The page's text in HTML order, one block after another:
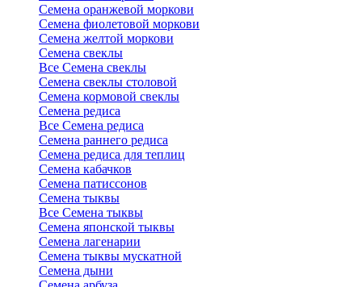
Семена оранжевой моркови
Семена фиолетовой моркови
Семена желтой моркови
Семена свеклы
Все Семена свеклы
Семена свеклы столовой
Семена кормовой свеклы
Семена редиса
Все Семена редиса
Семена раннего редиса
Семена редиса для теплиц
Семена кабачков
Семена патиссонов
Семена тыквы
Все Семена тыквы
Семена японской тыквы
Семена лагенарии
Семена тыквы мускатной
Семена дыни